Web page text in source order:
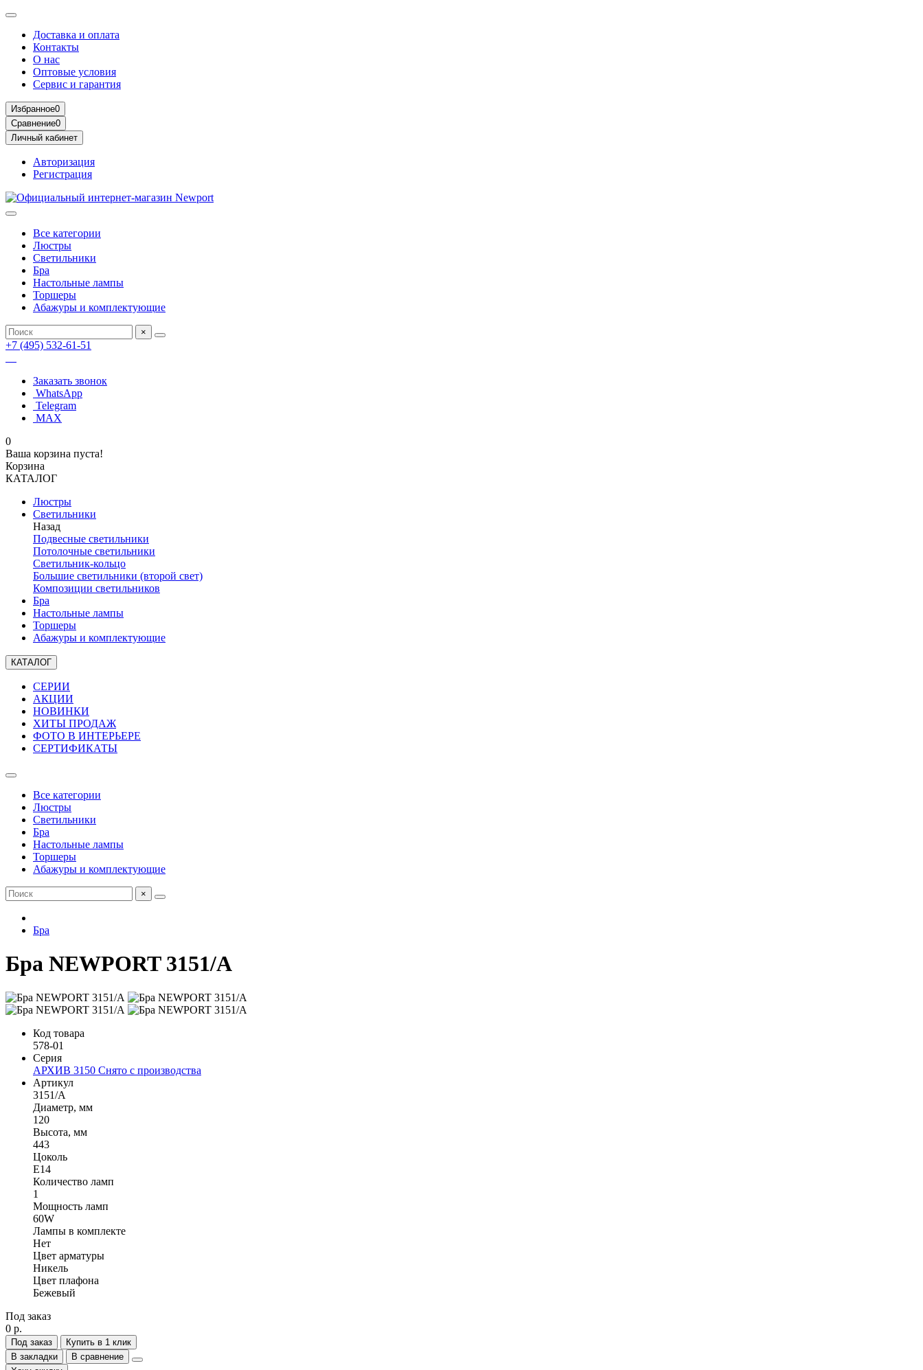
Доставка и оплата
Контакты
О нас
Оптовые условия
Сервис и гарантия
Избранное0
Сравнение0
Личный кабинет
Авторизация
Регистрация
Все категории
Люстры
Светильники
Бра
Настольные лампы
Торшеры
Абажуры и комплектующие
×
+7 (495) 532-61-51
Заказать звонок
WhatsApp
Telegram
MAX
0
Ваша корзина пуста!
Корзина
КАТАЛОГ
Люстры
Светильники
Назад
Подвесные светильники
Потолочные светильники
Светильник-кольцо
Большие светильники (второй свет)
Композиции светильников
Бра
Настольные лампы
Торшеры
Абажуры и комплектующие
КАТАЛОГ
СЕРИИ
АКЦИИ
НОВИНКИ
ХИТЫ ПРОДАЖ
ФОТО В ИНТЕРЬЕРЕ
СЕРТИФИКАТЫ
Все категории
Люстры
Светильники
Бра
Настольные лампы
Торшеры
Абажуры и комплектующие
×
Бра
Бра NEWPORT 3151/A
Код товара
578-01
Серия
АРХИВ 3150 Снято с производства
Артикул
3151/A
Диаметр, мм
120
Высота, мм
443
Цоколь
Е14
Количество ламп
1
Мощность ламп
60W
Лампы в комплекте
Нет
Цвет арматуры
Никель
Цвет плафона
Бежевый
Под заказ
0 р.
Под заказ
Купить в 1 клик
В закладки
В сравнение